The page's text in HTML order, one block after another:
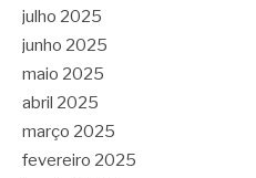
julho 2025
junho 2025
maio 2025
abril 2025
março 2025
fevereiro 2025